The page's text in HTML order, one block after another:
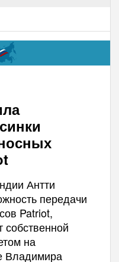
Антти
передачи
Patriot,
собственной
на
Владимира